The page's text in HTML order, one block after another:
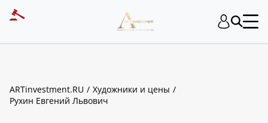
ARTinvestment.RU
Художники и цены
Рухин Евгений Львович